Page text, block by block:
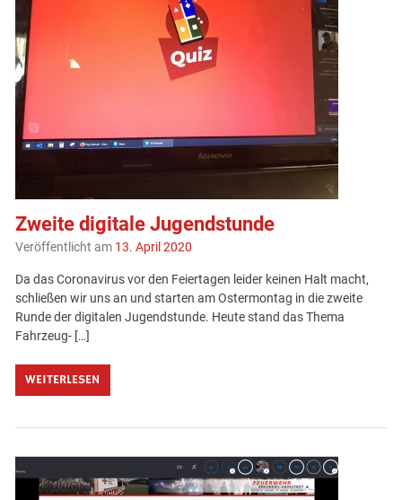
Zweite digitale Jugendstunde
Veröffentlicht am 13. April 2020
Da das Coronavirus vor den Feiertagen leider keinen Halt macht,
schließen wir uns an und starten am Ostermontag in die zweite
Runde der digitalen Jugendstunde. Heute stand das Thema
Fahrzeug- […]
WEITERLESEN